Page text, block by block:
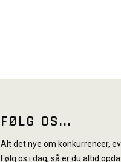
FØLG OS...
Alt det nye om konkurrencer,
Følg os i dag, så er du altid